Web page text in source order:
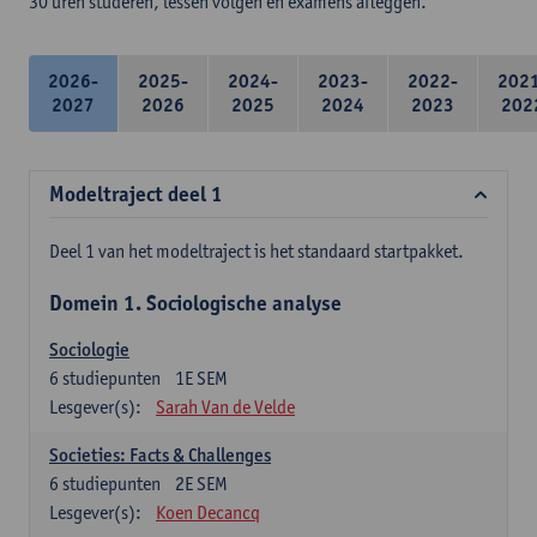
2026-
2027
2025-
2026
2024-
2025
2023-
2024
2022-
2023
Modeltraject deel 1
Deel 1 van het modeltraject is het standaard startpakket.
Domein 1. Sociologische analyse
Sociologie
1E SEM
6 studiepunten
Lesgever(s):
Sarah Van de Velde
Societies: Facts & Challenges
2E SEM
6 studiepunten
Lesgever(s):
Koen Decancq